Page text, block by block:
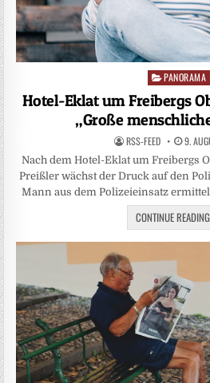
Posted
in
PANORAMA
Hotel-Eklat um Freibergs
„Große
RSS-FEED 9.
Nach dem Hotel-Eklat um Freibergs
Preißler wächst der Druck auf den
Mann aus dem Polizeieinsatz
CONTINUE READING